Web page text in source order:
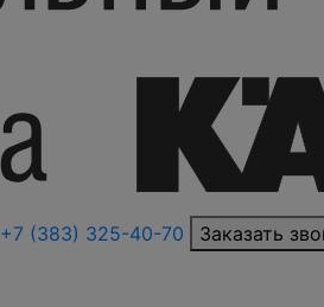
+7 (383) 325-40-70 Заказать